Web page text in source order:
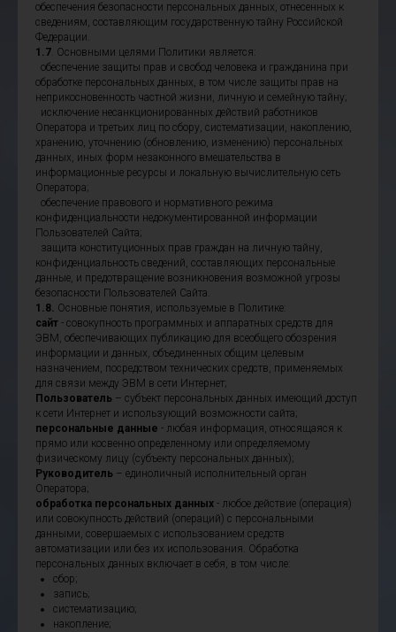
обеспечения безопасности персональных данных, отнесенных к
сведениям, составляющим государственную тайну Российской
Федерации.
1.7. Основными целями Политики является:
обеспечение защиты прав и свобод человека и гражданина при
обработке персональных данных, в том числе защиты прав на
неприкосновенность частной жизни, личную и семейную тайну;
исключение несанкционированных действий работников
Оператора и третьих лиц по сбору, систематизации, накоплению,
хранению, уточнению (обновлению, изменению) персональных
данных, иных форм незаконного вмешательства в
информационные ресурсы и локальную вычислительную сеть
Оператора;
обеспечение правового и нормативного режима
конфиденциальности недокументированной информации
Пользователей Сайта;
защита конституционных прав граждан на личную тайну,
конфиденциальность сведений, составляющих персональные
данные, и предотвращение возникновения возможной угрозы
безопасности Пользователей Сайта.
1.8. Основные понятия, используемые в Политике:
сайт - совокупность программных и аппаратных средств для
ЭВМ, обеспечивающих публикацию для всеобщего обозрения
информации и данных, объединенных общим целевым
назначением, посредством технических средств, применяемых
для связи между ЭВМ в сети Интернет;
Пользователь – субъект персональных данных имеющий доступ
к сети Интернет и использующий возможности сайта;
персональные данные - любая информация, относящаяся к
прямо или косвенно определенному или определяемому
физическому лицу (субъекту персональных данных);
Руководитель – единоличный исполнительный орган
Оператора;
обработка персональных данных - любое действие (операция)
или совокупность действий (операций) с персональными
данными, совершаемых с использованием средств
автоматизации или без их использования. Обработка
персональных данных включает в себя, в том числе:
сбор;
запись;
систематизацию;
накопление;